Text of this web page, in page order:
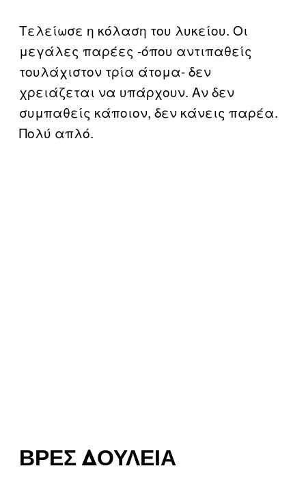
Τελείωσε η κόλαση του λυκείου. Οι
μεγάλες παρέες -όπου αντιπαθείς
τουλάχιστον τρία άτομα- δεν
χρειάζεται να υπάρχουν. Αν δεν
συμπαθείς κάποιον, δεν κάνεις παρέα.
Πολύ απλό.
ΒΡΕΣ ΔΟΥΛΕΙΆ